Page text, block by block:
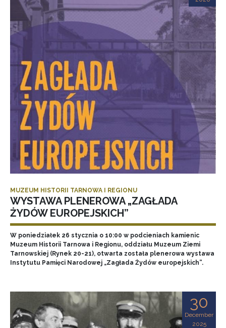
MUZEUM HISTORII TARNOWA I REGIONU
WYSTAWA PLENEROWA „ZAGŁADA
ŻYDÓW EUROPEJSKICH”
W poniedziałek 26 stycznia o 10:00 w podcieniach kamienic
Muzeum Historii Tarnowa i Regionu, oddziału Muzeum Ziemi
Tarnowskiej (Rynek 20-21), otwarta została plenerowa wystawa
Instytutu Pamięci Narodowej „Zagłada Żydów europejskich”.
30
December
2025